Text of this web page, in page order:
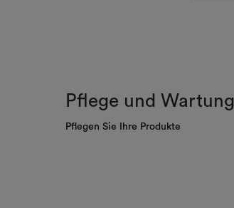
Pflege und Wartung
Pflegen Sie Ihre Produkte